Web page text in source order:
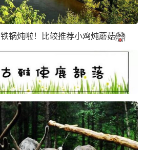
锅炖啦！比较推荐小鸡炖蘑菇